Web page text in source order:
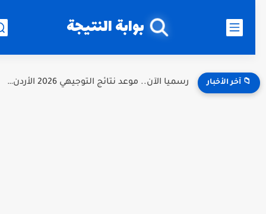
بوابة النتيجة
📁 آخر الأخبار رسميا الآن.. موعد نتائج التوجيهي 2026 الأردن | رابط نتائج...